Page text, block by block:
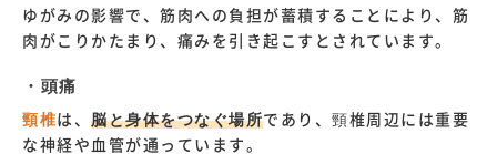
ゆがみの影響で、筋肉への負担が蓄積することにより、筋
肉がこりかたまり、痛みを引き起こすとされています。
・頭痛
頸椎は、 脳と身体をつなぐ場所であり、頸椎周辺には重要
な神経や血管が通っています。